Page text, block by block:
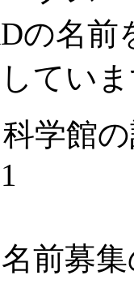
の名
てい
学館
前募